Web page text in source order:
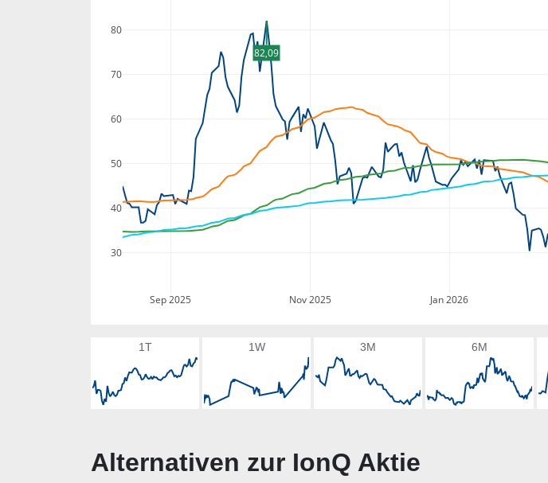
Sep 2025 Nov 2025 Jan 2026
30
40
50
60
70
80
82,09
1T 1W 3M 6M
Alternativen zur IonQ Aktie